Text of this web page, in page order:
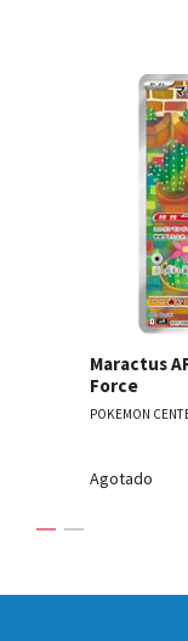
Maractus
Force
POKEMON
Agotado